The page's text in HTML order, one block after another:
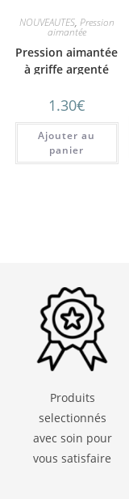
NOUVEAUTES, Pression
aimantée
Pression aimantée
à griffe argenté
1.30€
Ajouter au
panier
Produits
selectionnés
avec soin pour
vous satisfaire